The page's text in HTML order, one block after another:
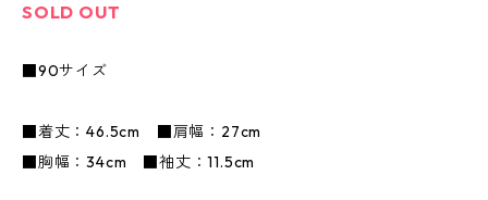
SOLD OUT
■90サイズ
■着丈：46.5cm ■肩幅：27cm
■胸幅：34cm ■袖丈：11.5cm